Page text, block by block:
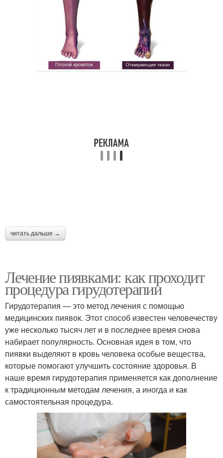
читать дальше →
Лечение пиявками: как проходит
процедура гирудотерапии
Гирудотерапия — это метод лечения с помощью
медицинских пиявок. Этот способ известен человечеству
уже несколько тысяч лет и в последнее время снова
набирает популярность. Основная идея в том, что
пиявки выделяют в кровь человека особые вещества,
которые помогают улучшить состояние здоровья. В
наше время гирудотерапия применяется как дополнение
к традиционным методам лечения, а иногда и как
самостоятельная процедура.